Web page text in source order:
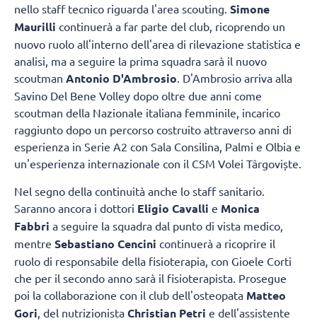
nello staff tecnico riguarda l'area scouting. Simone
Maurilli continuerà a far parte del club, ricoprendo un
nuovo ruolo all'interno dell'area di rilevazione statistica e
analisi, ma a seguire la prima squadra sarà il nuovo
scoutman Antonio D'Ambrosio. D'Ambrosio arriva alla
Savino Del Bene Volley dopo oltre due anni come
scoutman della Nazionale italiana femminile, incarico
raggiunto dopo un percorso costruito attraverso anni di
esperienza in Serie A2 con Sala Consilina, Palmi e Olbia e
un'esperienza internazionale con il CSM Volei Târgoviște.
Nel segno della continuità anche lo staff sanitario.
Saranno ancora i dottori Eligio Cavalli e Monica
Fabbri a seguire la squadra dal punto di vista medico,
mentre Sebastiano Cencini continuerà a ricoprire il
ruolo di responsabile della fisioterapia, con Gioele Corti
che per il secondo anno sarà il fisioterapista. Prosegue
poi la collaborazione con il club dell'osteopata Matteo
Gori , del nutrizionista Christian Petri e dell'assistente